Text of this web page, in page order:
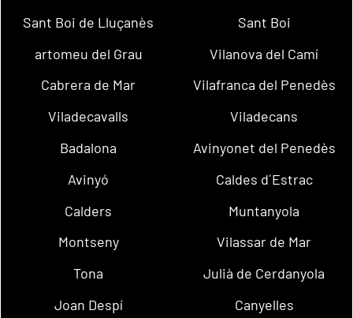
Sant Boi de Lluçanès
Sant Boi
artomeu del Grau
Vilanova del Camí
Cabrera de Mar
Vilafranca del Penedès
Viladecavalls
Viladecans
Badalona
Avinyonet del Penedès
Avinyó
Caldes d´Estrac
Calders
Muntanyola
Montseny
Vilassar de Mar
Tona
Julià de Cerdanyola
Joan Despí
Canyelles